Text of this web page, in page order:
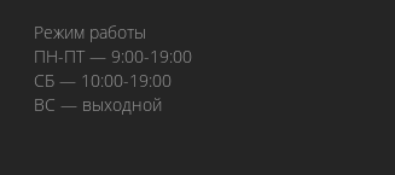
Режим работы
ПН-ПТ — 9:00-19:00
СБ — 10:00-19:00
ВС — выходной